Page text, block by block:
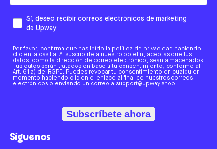
Sí, deseo recibir correos electrónicos de marketing
de Upway.
Por favor, confirma que has leído la política de privacidad haciendo
clic en la casilla. Al suscribirte a nuestro boletín, aceptas que tus
datos, como la dirección de correo electrónico, sean almacenados.
Tus datos serán tratados en base a tu consentimiento, conforme al
Art. 6.1 a) del RGPD. Puedes revocar tu consentimiento en cualquier
momento haciendo clic en el enlace al final de nuestros correos
electrónicos o enviando un correo a support@upway.shop.
Subscríbete ahora
Síguenos